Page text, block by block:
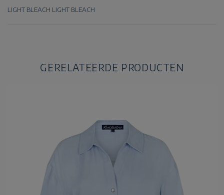
LIGHT BLEACH LIGHT BLEACH
GERELATEERDE PRODUCTEN